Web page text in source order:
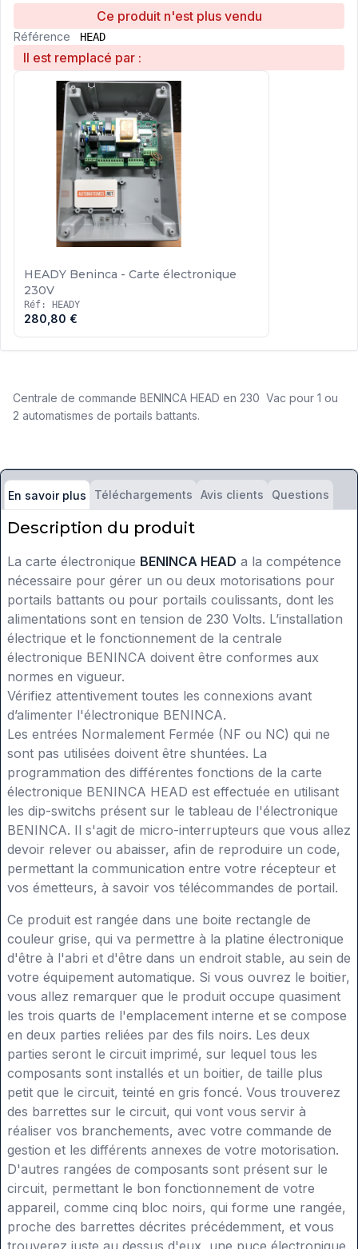
Ce produit n'est plus vendu
Référence HEAD
Il est remplacé par :
HEADY Beninca - Carte électronique
230V
Réf: HEADY
280,80 €
Centrale de commande BENINCA HEAD en 230 Vac pour 1 ou
2 automatismes de portails battants.
En savoir plus Téléchargements Avis clients Questions
Description du produit
La carte électronique BENINCA HEAD a la compétence
nécessaire pour gérer un ou deux motorisations pour
portails battants ou pour portails coulissants, dont les
alimentations sont en tension de 230 Volts. L’installation
électrique et le fonctionnement de la centrale
électronique BENINCA doivent être conformes aux
normes en vigueur.
Vérifiez attentivement toutes les connexions avant
d’alimenter l'électronique BENINCA.
Les entrées Normalement Fermée (NF ou NC) qui ne
sont pas utilisées doivent être shuntées. La
programmation des différentes fonctions de la carte
électronique BENINCA HEAD est effectuée en utilisant
les dip-switchs présent sur le tableau de l'électronique
BENINCA. Il s'agit de micro-interrupteurs que vous allez
devoir relever ou abaisser, afin de reproduire un code,
permettant la communication entre votre récepteur et
vos émetteurs, à savoir vos télécommandes de portail.
Ce produit est rangée dans une boite rectangle de
couleur grise, qui va permettre à la platine électronique
d'être à l'abri et d'être dans un endroit stable, au sein de
votre équipement automatique. Si vous ouvrez le boitier,
vous allez remarquer que le produit occupe quasiment
les trois quarts de l'emplacement interne et se compose
en deux parties reliées par des fils noirs. Les deux
parties seront le circuit imprimé, sur lequel tous les
composants sont installés et un boitier, de taille plus
petit que le circuit, teinté en gris foncé. Vous trouverez
des barrettes sur le circuit, qui vont vous servir à
réaliser vos branchements, avec votre commande de
gestion et les différents annexes de votre motorisation.
D'autres rangées de composants sont présent sur le
circuit, permettant le bon fonctionnement de votre
appareil, comme cinq bloc noirs, qui forme une rangée,
proche des barrettes décrites précédemment, et vous